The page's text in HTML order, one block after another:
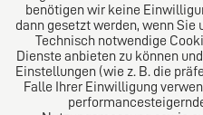
Das Kanzlei-
Welt. Für den erfolgreichen
Folgen Sie uns auf
benötigen wir keine
dann gesetzt werden, wenn Sie
Technisch notwendige
Dienste anbieten zu können
Einstellungen (wie z. B. die
Falle Ihrer Einwilligung